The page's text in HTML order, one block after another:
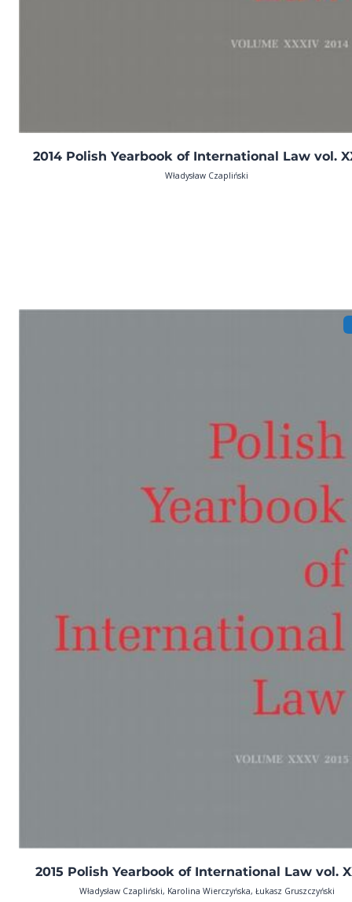
2014 Polish Yearbook of International Law vol.
Władysław Czapliński
2015 Polish Yearbook of International Law vol.
Władysław Czapliński, Karolina Wierczyńska, Łukasz Gruszczyński